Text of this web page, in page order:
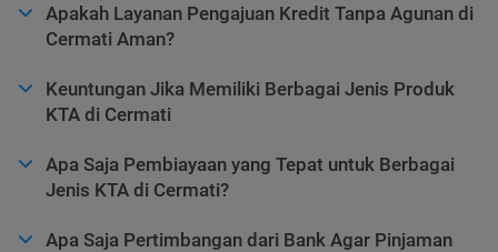
Apakah Layanan Pengajuan Kredit Tanpa Agunan di
Cermati Aman?
Keuntungan Jika Memiliki Berbagai Jenis Produk
KTA di Cermati
Apa Saja Pembiayaan yang Tepat untuk Berbagai
Jenis KTA di Cermati?
Apa Saja Pertimbangan dari Bank Agar Pinjaman